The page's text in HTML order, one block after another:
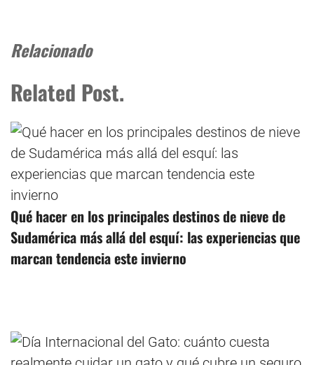
Relacionado
Related Post.
Qué hacer en los principales destinos de nieve de
Sudamérica más allá del esquí: las experiencias que
marcan tendencia este invierno